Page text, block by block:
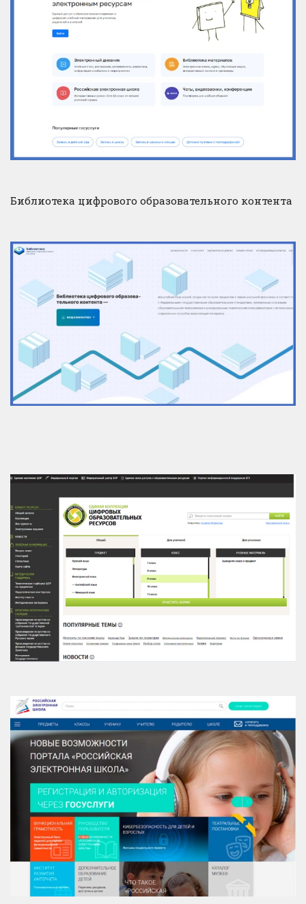
Библиотека цифрового образовательного контента